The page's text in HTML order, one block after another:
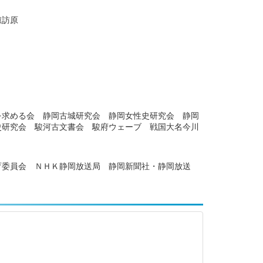
原
求める会 静岡古城研究会 静岡女性史研究会 静岡
究会 駿河古文書会 駿府ウェーブ 戦国大名今川
員会 ＮＨＫ静岡放送局 静岡新聞社・静岡放送